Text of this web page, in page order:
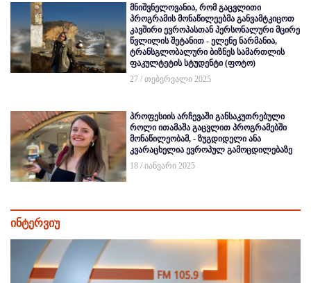
მნიშვნელოვანია, რომ გაცვლითი
პროგრამის მონაწილეებმა განვამტკიცოთ
კავშირი ევროპასთან პერსონალური მცირე
წვლილის შეტანით - ელენე ნარმანია,
ტრანსგლობალური ბიზნეს სამართლის
ფაკულტეტის სტუდენტი (ფოტო)
27 / თებერვალი 2025
პროფესიის არჩევაში განსაკუთრებული
როლი ითამაშა გაცვლით პროგრამებში
მონაწილეობამ, - ზუგდიდელი ანა
კვარაცხელია ევროპულ გამოცდილებაზე
18 / იანვარი 2025
ინტერვიუ